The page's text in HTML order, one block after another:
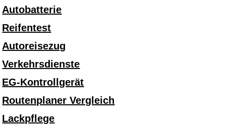
Autobatterie
Reifentest
Autoreisezug
Verkehrsdienste
EG-Kontrollgerät
Routenplaner Vergleich
Lackpflege